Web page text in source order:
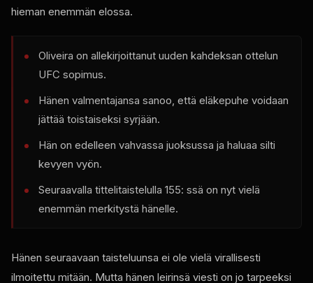
hieman enemmän elossa.
Oliveira on allekirjoittanut uuden kahdeksan ottelun
UFC sopimus.
Hänen valmentajansa sanoo, että eläkepuhe voidaan
jättää toistaiseksi syrjään.
Hän on edelleen vahvassa juoksussa ja haluaa silti
kevyen vyön.
Seuraavalla tittelitaistelulla 155: ssä on nyt vielä
enemmän merkitystä hänelle.
Hänen seuraavaan taisteluunsa ei ole vielä virallisesti
ilmoitettu mitään. Mutta hänen leirinsä viesti on jo tarpeeksi